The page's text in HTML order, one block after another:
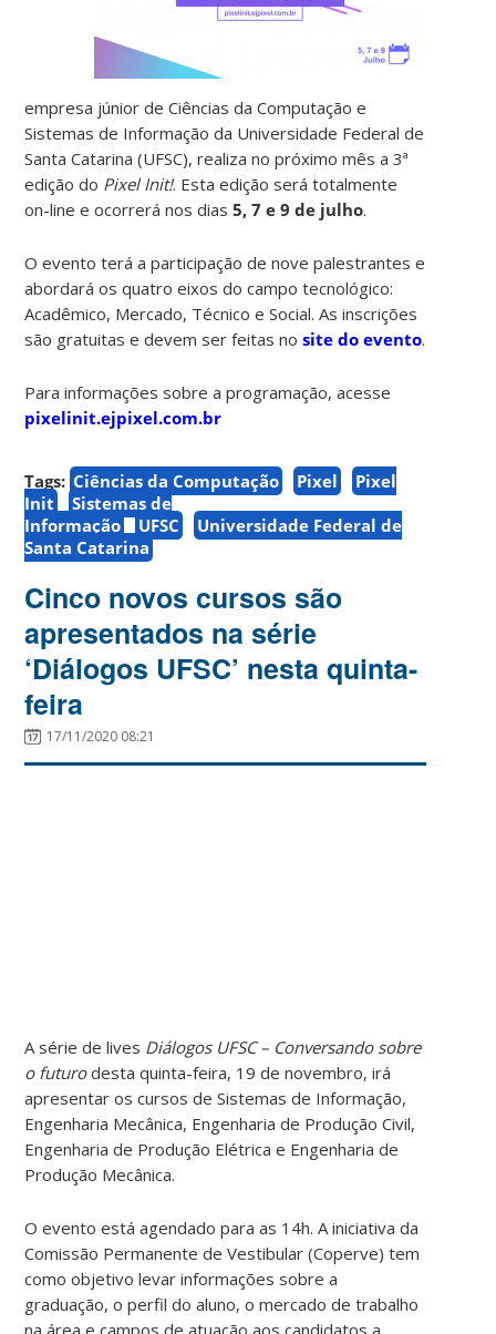
empresa júnior de Ciências da Computação e
Sistemas de Informação da Universidade Federal de
Santa Catarina (UFSC), realiza no próximo mês a 3ª
edição do Pixel Init!. Esta edição será totalmente
on-line e ocorrerá nos dias5, 7 e 9 de julho.
O evento terá a participação de nove palestrantes e
abordará os quatro eixos do campo tecnológico:
Acadêmico, Mercado, Técnico e Social. As inscrições
são gratuitas e devem ser feitas nosite do evento.
Para informações sobre a programação, acesse
pixelinit.ejpixel.com.br
Tags: Ciências da Computação Pixel
Pixel
Init
Sistemas de
Informação
UFSC
Universidade Federal de
Santa Catarina
Cinco novos cursos são
apresentados na série
‘Diálogos UFSC’ nesta quinta-
feira
17/11/2020 08:21
A série de lives Diálogos UFSC – Conversando sobre
o futurodesta quinta-feira, 19 de novembro, irá
apresentar os cursos de Sistemas de Informação,
Engenharia Mecânica, Engenharia de Produção Civil,
Engenharia de Produção Elétrica e Engenharia de
Produção Mecânica.
O evento está agendado para as 14h. A iniciativa da
Comissão Permanente de Vestibular (Coperve) tem
como objetivo levar informações sobre a
graduação, o perfil do aluno, o mercado de trabalho
na área e campos de atuação aos candidatos a